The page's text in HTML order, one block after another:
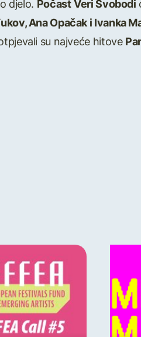
djelo. PočastVeri Svobodi
Ana Opačak i Ivanka
su najveće hitove